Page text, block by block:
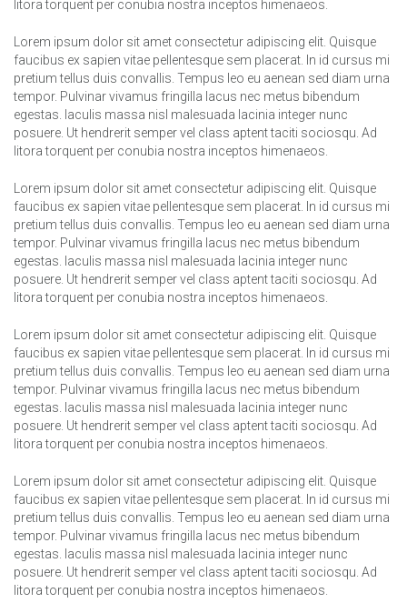
litora torquent per conubia nostra inceptos himenaeos.
Lorem ipsum dolor sit amet consectetur adipiscing elit. Quisque
faucibus ex sapien vitae pellentesque sem placerat. In id cursus mi
pretium tellus duis convallis. Tempus leo eu aenean sed diam urna
tempor. Pulvinar vivamus fringilla lacus nec metus bibendum
egestas. Iaculis massa nisl malesuada lacinia integer nunc
posuere. Ut hendrerit semper vel class aptent taciti sociosqu. Ad
litora torquent per conubia nostra inceptos himenaeos.
Lorem ipsum dolor sit amet consectetur adipiscing elit. Quisque
faucibus ex sapien vitae pellentesque sem placerat. In id cursus mi
pretium tellus duis convallis. Tempus leo eu aenean sed diam urna
tempor. Pulvinar vivamus fringilla lacus nec metus bibendum
egestas. Iaculis massa nisl malesuada lacinia integer nunc
posuere. Ut hendrerit semper vel class aptent taciti sociosqu. Ad
litora torquent per conubia nostra inceptos himenaeos.
Lorem ipsum dolor sit amet consectetur adipiscing elit. Quisque
faucibus ex sapien vitae pellentesque sem placerat. In id cursus mi
pretium tellus duis convallis. Tempus leo eu aenean sed diam urna
tempor. Pulvinar vivamus fringilla lacus nec metus bibendum
egestas. Iaculis massa nisl malesuada lacinia integer nunc
posuere. Ut hendrerit semper vel class aptent taciti sociosqu. Ad
litora torquent per conubia nostra inceptos himenaeos.
Lorem ipsum dolor sit amet consectetur adipiscing elit. Quisque
faucibus ex sapien vitae pellentesque sem placerat. In id cursus mi
pretium tellus duis convallis. Tempus leo eu aenean sed diam urna
tempor. Pulvinar vivamus fringilla lacus nec metus bibendum
egestas. Iaculis massa nisl malesuada lacinia integer nunc
posuere. Ut hendrerit semper vel class aptent taciti sociosqu. Ad
litora torquent per conubia nostra inceptos himenaeos.